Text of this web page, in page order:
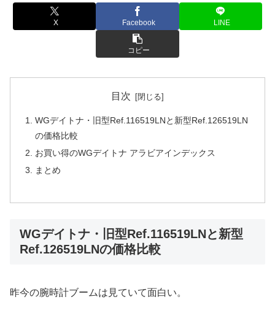
X Facebook LINE
コピー
目次
WGデイトナ・旧型Ref.116519LNと新型Ref.126519LN
の価格比較
お買い得のWGデイトナ アラビアインデックス
まとめ
WGデイトナ・旧型Ref.116519LNと新型
Ref.126519LNの価格比較
昨今の腕時計ブームは見ていて面白い。